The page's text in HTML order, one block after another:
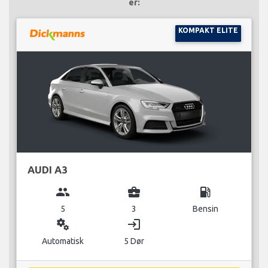
er:
KOMPAKT ELITE
AUDI A3
group
5
business_center
3
local_gas_station
Bensin
miscellaneous_services
Automatisk
login
5 Dør